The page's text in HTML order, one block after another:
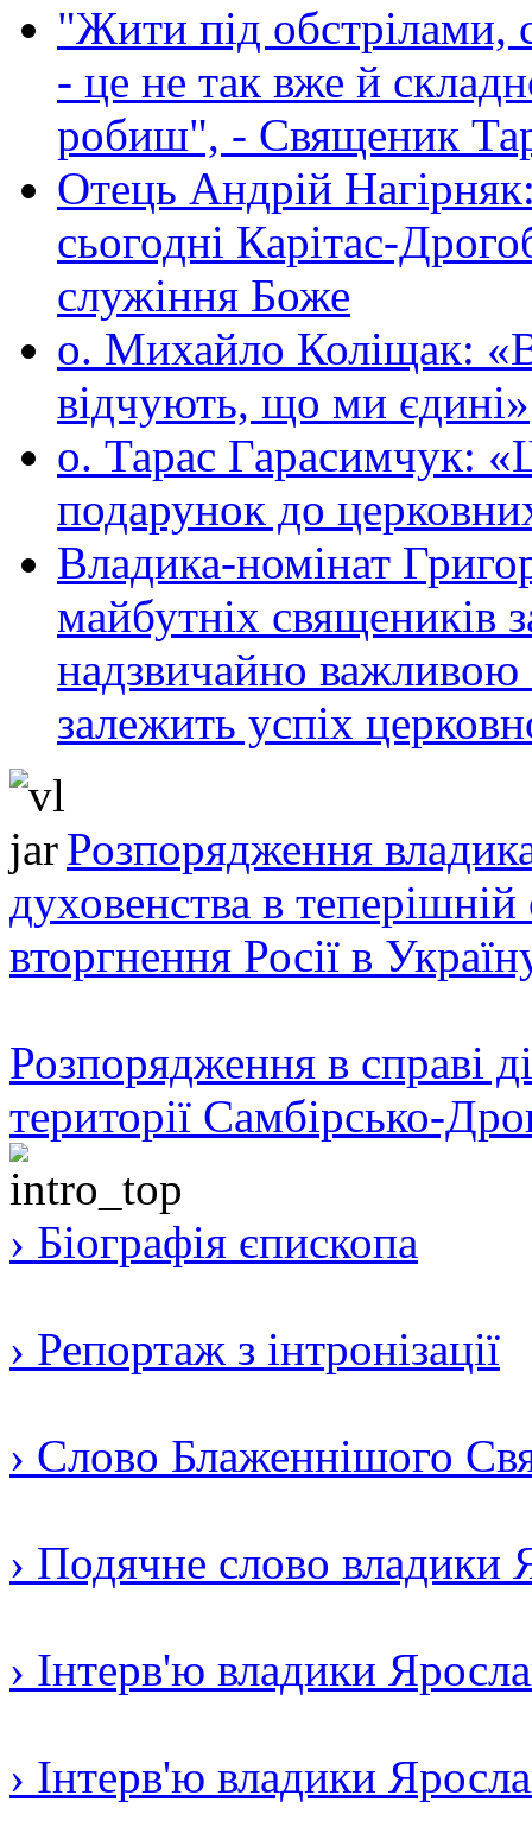
"Жити під обстрілами,
- це не так вже й
робиш", - Священик
Отець Андрій
сьогодні Карітас-
служіння Боже
о. Михайло Коліщак:
відчують, що ми єдині»
о. Тарас Гарасимчук:
подарунок до
Владика-номінат
майбутніх священиків
надзвичайно важливою
залежить успіх
Розпорядження
духовенства в теперішній
вторгнення Росії в
Розпорядження в справі
території Самбірсько-
› Біографія єпископа
› Репортаж з інтронізації
› Слово Блаженнішого
› Подячне слово владики
› Інтерв'ю владики
› Інтерв'ю владики